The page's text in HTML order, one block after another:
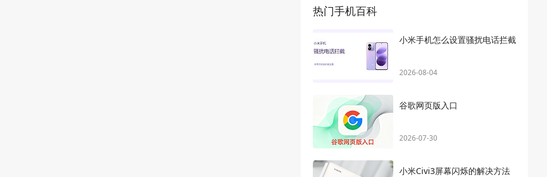
热门手机百科
小米手机怎么设置骚扰电话拦截
2026-08-04
谷歌网页版入口
2026-07-30
小米Civi3屏幕闪烁的解决方法